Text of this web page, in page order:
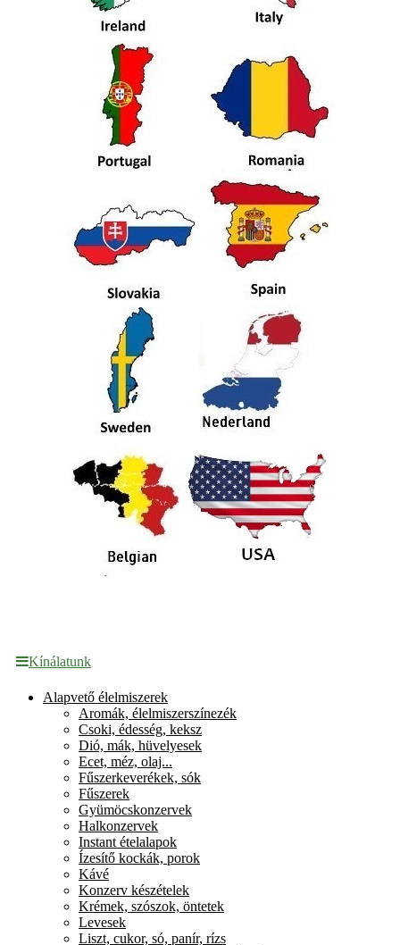
Kínálatunk
Alapvető élelmiszerek
Aromák, élelmiszerszínezék
Csoki, édesség, keksz
Dió, mák, hüvelyesek
Ecet, méz, olaj...
Fűszerkeverékek, sók
Fűszerek
Gyümöcskonzervek
Halkonzervek
Instant ételalapok
Ízesítő kockák, porok
Kávé
Konzerv készételek
Krémek, szószok, öntetek
Levesek
Liszt, cukor, só, panír, rízs